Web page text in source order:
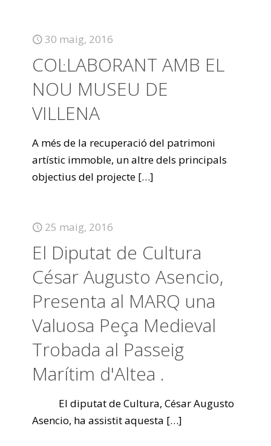
30 maig, 2016
COL·LABORANT AMB EL
NOU MUSEU DE
VILLENA
A més de la recuperació del patrimoni
artístic immoble, un altre dels principals
objectius del projecte […]
25 maig, 2016
El Diputat de Cultura
César Augusto Asencio,
Presenta al MARQ una
Valuosa Peça Medieval
Trobada al Passeig
Marítim d'Altea .
El diputat de Cultura, César Augusto
Asencio, ha assistit aquesta […]